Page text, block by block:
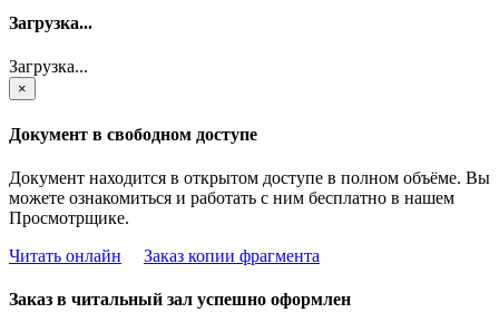
Загрузка...
Загрузка...
×
Документ в свободном доступе
Документ находится в открытом доступе в полном объёме. Вы
можете ознакомиться и работать с ним бесплатно в нашем
Просмотрщике.
Читать онлайн
Заказ копии фрагмента
Заказ в читальный зал успешно оформлен